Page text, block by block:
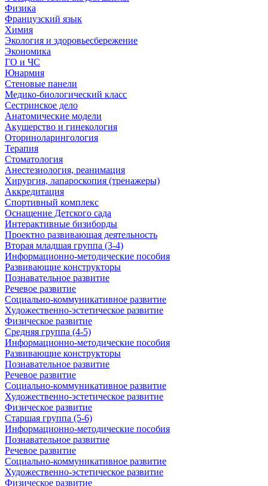
Физика
Французский язык
Химия
Экология и здоровьесбережение
Экономика
ГО и ЧС
Юнармия
Стеновые панели
Медико-биологический класс
Сестринское дело
Анатомические модели
Акушерство и гинекология
Оториноларингология
Терапия
Стоматология
Анестезиология, реанимация
Хирургия, лапароскопия (тренажеры)
Аккредитация
Спортивный комплекс
Оснащение Детского сада
Интерактивные бизиборды
Проектно развивающая деятельность
Вторая младшая группа (3-4)
Информационно-методические пособия
Развивающие конструкторы
Познавательное развитие
Речевое развитие
Социально-коммуникативное развитие
Художественно-эстетическое развитие
Физическое развитие
Средняя группа (4-5)
Информационно-методические пособия
Развивающие конструкторы
Познавательное развитие
Речевое развитие
Социально-коммуникативное развитие
Художественно-эстетическое развитие
Физическое развитие
Старшая группа (5-6)
Информационно-методические пособия
Познавательное развитие
Речевое развитие
Социально-коммуникативное развитие
Художественно-эстетическое развитие
Физическое развитие